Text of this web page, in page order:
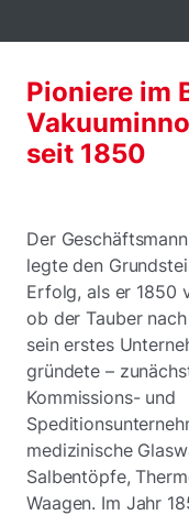
Pioniere im
seit 1850
Der
legte den
Erfolg, als er 1850
ob der Tauber
sein erstes
gründete –
Kommissions- und
medizinische
Salbentöpfe,
Waagen. Im Jahr